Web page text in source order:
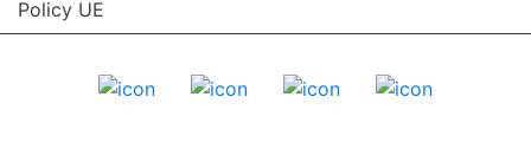
Policy UE